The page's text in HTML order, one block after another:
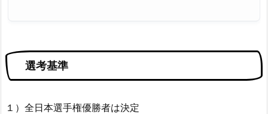
選考基準
１）全日本選手権優勝者は決定